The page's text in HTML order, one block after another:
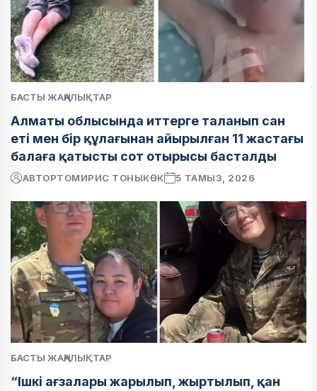
БАСТЫ ЖАҢАЛЫҚТАР
Алматы облысында иттерге таланып сан
еті мен бір құлағынан айырылған 11 жастағы
балаға қатысты сот отырысы басталды
АВТОРТОМИРИС ТОНЫКӨК 5 ТАМЫЗ, 2026
БАСТЫ ЖАҢАЛЫҚТАР
“Ішкі ағзалары жарылып, жыртылып, қан